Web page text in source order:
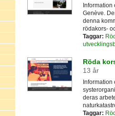
Information
Genève.
denna
rödakors-
Taggar:
Röda
13 år
deras
Taggar: